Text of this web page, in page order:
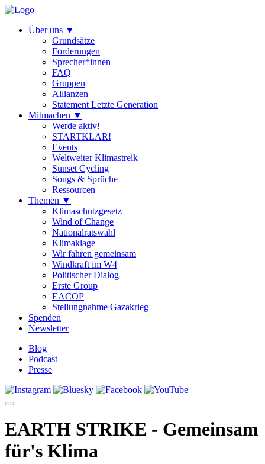
Über uns ▼
Grundsätze
Forderungen
Sprecher*innen
FAQ
Gruppen
Allianzen
Statement Letzte Generation
Mitmachen ▼
Werde aktiv!
STARTKLAR!
Events
Weltweiter Klimastreik
Sunset Cycling
Songs & Sprüche
Ressourcen
Themen ▼
Klimaschutzgesetz
Wind of Change
Nationalratswahl
Klimaklage
Wir fahren gemeinsam
Windkraft im W4
Politischer Dialog
Erste Group
EACOP
Stellungnahme Gazakrieg
Spenden
Newsletter
Blog
Podcast
Presse
EARTH STRIKE - Gemeinsam
für's Klima